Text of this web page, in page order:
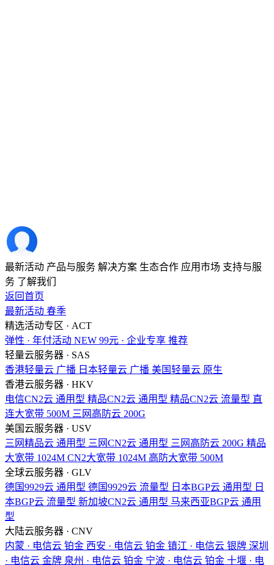
最新活动 产品与服务 解决方案 生态合作 应用市场 支持与服
务 了解我们
返回首页
最新活动 春季
精选活动专区 · ACT
弹性 · 年付活动 NEW 99元 · 企业专享 推荐
轻量云服务器 · SAS
香港轻量云 广播 日本轻量云 广播 美国轻量云 原生
香港云服务器 · HKV
电信CN2云 通用型 精品CN2云 通用型 精品CN2云 流量型 直
连大宽带 500M 三网高防云 200G
美国云服务器 · USV
三网精品云 通用型 三网CN2云 通用型 三网高防云 200G 精品
大宽带 1024M CN2大宽带 1024M 高防大宽带 500M
全球云服务器 · GLV
德国9929云 通用型 德国9929云 流量型 日本BGP云 通用型 日
本BGP云 流量型 新加坡CN2云 通用型 马来西亚BGP云 通用
型
大陆云服务器 · CNV
内蒙 · 电信云 铂金 西安 · 电信云 铂金 镇江 · 电信云 银牌 深圳
· 电信云 金牌 泉州 · 电信云 铂金 宁波 · 电信云 铂金 十堰 · 电